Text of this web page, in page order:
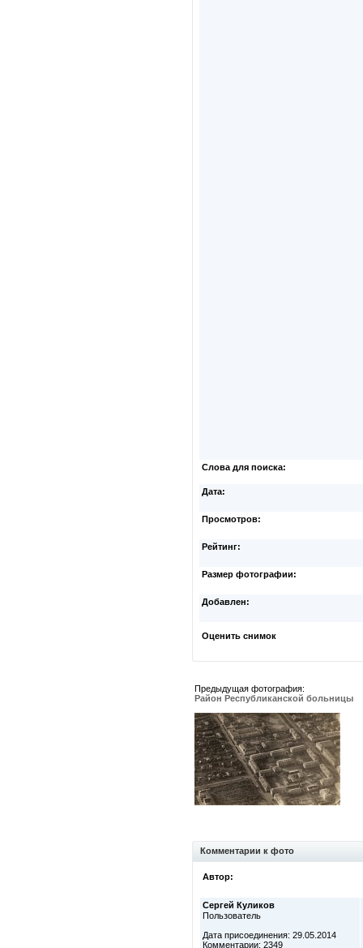
Слова для поиска:
Дата:
Просмотров:
Рейтинг:
Размер фотографии:
Добавлен:
Оценить снимок
Предыдущая фотография:
Район Республиканской больницы
Комментарии к фото
Автор:
Сергей Куликов
Пользователь
Дата присоединения: 29.05.2014
Комментарии: 2349